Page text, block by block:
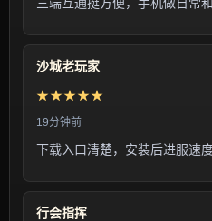
沙城老玩家
★★★★★
19分钟前
下载入口清楚，安装后进服速
行会指挥